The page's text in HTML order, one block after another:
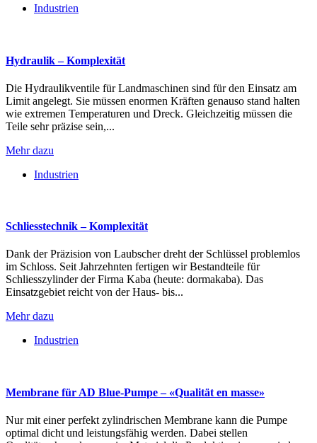
Industrien
Hydraulik – Komplexität
Die Hydraulikventile für Landmaschinen sind für den Einsatz am
Limit angelegt. Sie müssen enormen Kräften genauso stand halten
wie extremen Temperaturen und Dreck. Gleichzeitig müssen die
Teile sehr präzise sein,...
Mehr dazu
Industrien
Schliesstechnik – Komplexität
Dank der Präzision von Laubscher dreht der Schlüssel problemlos
im Schloss. Seit Jahrzehnten fertigen wir Bestandteile für
Schliesszylinder der Firma Kaba (heute: dormakaba). Das
Einsatzgebiet reicht von der Haus- bis...
Mehr dazu
Industrien
Membrane für AD Blue-Pumpe – «Qualität en masse»
Nur mit einer perfekt zylindrischen Membrane kann die Pumpe
optimal dicht und leistungsfähig werden. Dabei stellen